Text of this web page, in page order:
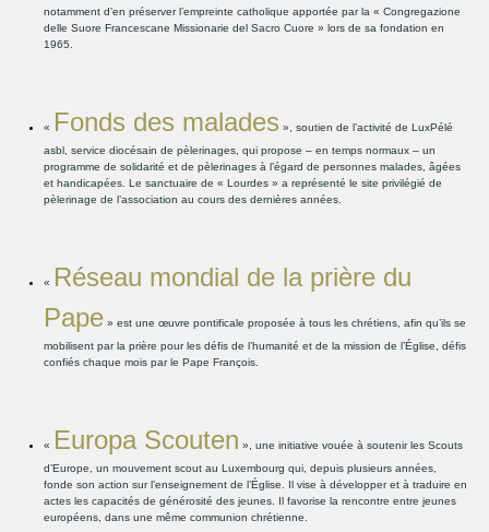
notamment d’en préserver l’empreinte catholique apportée par la « Congregazione
delle Suore Francescane Missionarie del Sacro Cuore » lors de sa fondation en
1965.
« Fonds des malades », soutien de l’activité de LuxPélé
asbl, service diocésain de pèlerinages, qui propose – en temps normaux – un
programme de solidarité et de pèlerinages à l’égard de personnes malades, âgées
et handicapées. Le sanctuaire de « Lourdes » a représenté le site privilégié de
pèlerinage de l’association au cours des dernières années.
« Réseau mondial de la prière du
Pape » est une œuvre pontificale proposée à tous les chrétiens, afin qu’ils se
mobilisent par la prière pour les défis de l’humanité et de la mission de l’Église, défis
confiés chaque mois par le Pape François.
« Europa Scouten », une initiative vouée à soutenir les Scouts
d’Europe, un mouvement scout au Luxembourg qui, depuis plusieurs années,
fonde son action sur l’enseignement de l’Église. Il vise à développer et à traduire en
actes les capacités de générosité des jeunes. Il favorise la rencontre entre jeunes
européens, dans une même communion chrétienne.